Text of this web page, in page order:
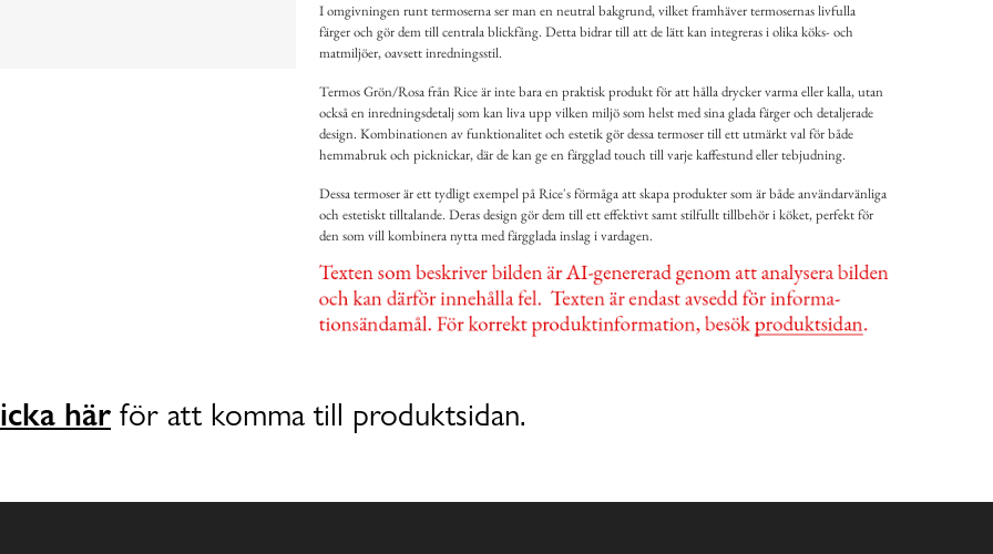
I omgivningen runt termoserna ser man en neutral bakgrund, vilket framhäver termosernas livfulla
färger och gör dem till centrala blickfång. Detta bidrar till att de lätt kan integreras i olika köks- och
matmiljöer, oavsett inredningsstil.
Termos Grön/Rosa från Rice är inte bara en praktisk produkt för att hålla drycker varma eller kalla, utan
också en inredningsdetalj som kan liva upp vilken miljö som helst med sina glada färger och detaljerade
design. Kombinationen av funktionalitet och estetik gör dessa termoser till ett utmärkt val för både
hemmabruk och picknickar, där de kan ge en färgglad touch till varje kaffestund eller tebjudning.
Dessa termoser är ett tydligt exempel på Rice's förmåga att skapa produkter som är både användarvänliga
och estetiskt tilltalande. Deras design gör dem till ett effektivt samt stilfullt tillbehör i köket, perfekt för
den som vill kombinera nytta med färgglada inslag i vardagen.
här för att komma till produktsidan.